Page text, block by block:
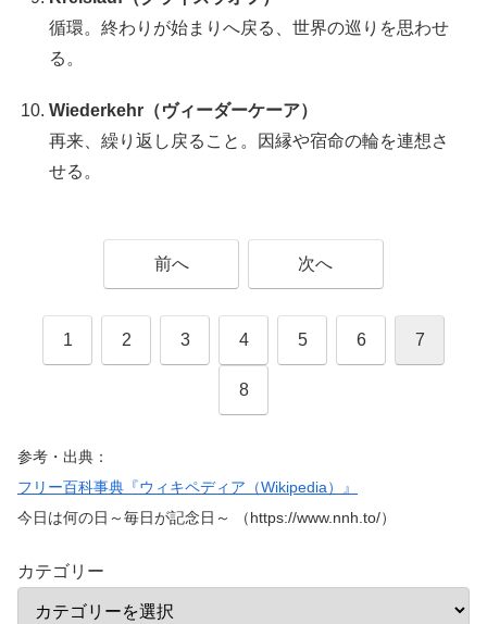
循環。終わりが始まりへ戻る、世界の巡りを思わせ
る。
Wiederkehr（ヴィーダーケーア）
再来、繰り返し戻ること。因縁や宿命の輪を連想さ
せる。
前へ 次へ
1 2 3 4 5 6 7
8
参考・出典：
フリー百科事典『ウィキペディア（Wikipedia）』
今日は何の日～毎日が記念日～ （https://www.nnh.to/）
カテゴリー